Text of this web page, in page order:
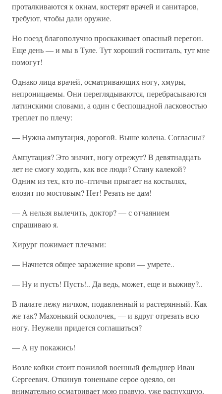
проталкиваются к окнам, костерят врачей и санитаров,
требуют, чтобы дали оружие.
Но поезд благополучно проскакивает опасный перегон.
Еще день — и мы в Туле. Тут хороший госпиталь, тут мне
помогут!
Однако лица врачей, осматривающих ногу, хмуры,
непроницаемы. Они переглядываются, перебрасываются
латинскими словами, а один с беспощадной ласковостью
треплет по плечу:
— Нужна ампутация, дорогой. Выше колена. Согласны?
Ампутация? Это значит, ногу отрежут? В девятнадцать
лет не смогу ходить, как все люди? Стану калекой?
Одним из тех, кто по–птичьи прыгает на костылях,
елозит по мостовым? Нет! Резать не дам!
— А нельзя вылечить, доктор? — с отчаянием
спрашиваю я.
Хирург пожимает плечами:
— Начнется общее заражение крови — умрете..
— Ну и пусть! Пусть!.. Да ведь, может, еще и выживу?..
В палате лежу ничком, подавленный и растерянный. Как
же так? Махонький осколочек, — и вдруг отрезать всю
ногу. Неужели придется соглашаться?
— А ну покажись!
Возле койки стоит пожилой военный фельдшер Иван
Сергеевич. Откинув тоненькое серое одеяло, он
внимательно осматривает мою правую, уже распухшую,